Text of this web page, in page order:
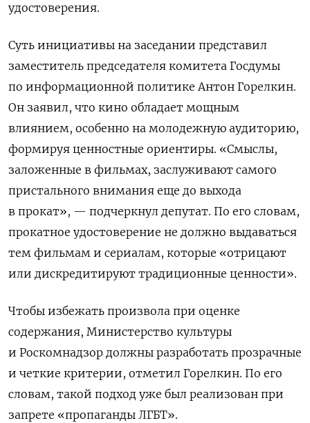
удостоверения.
Суть инициативы на заседании представил
заместитель председателя комитета Госдумы
по информационной политике Антон Горелкин.
Он заявил, что кино обладает мощным
влиянием, особенно на молодежную аудиторию,
формируя ценностные ориентиры. «Смыслы,
заложенные в фильмах, заслуживают самого
пристального внимания еще до выхода
в прокат», — подчеркнул депутат. По его словам,
прокатное удостоверение не должно выдаваться
тем фильмам и сериалам, которые «отрицают
или дискредитируют традиционные ценности».
Чтобы избежать произвола при оценке
содержания, Министерство культуры
и Роскомнадзор должны разработать прозрачные
и четкие критерии, отметил Горелкин. По его
словам, такой подход уже был реализован при
запрете «пропаганды ЛГБТ».